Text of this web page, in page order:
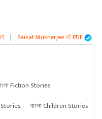
| Saikat Mukherjee বই PDF
Fiction Stories
Stories
বাংলা Children Stories